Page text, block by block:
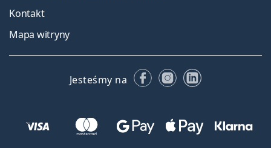
Kontakt
Mapa witryny
Jesteśmy na FacebookuInstagramie
LinkedIn